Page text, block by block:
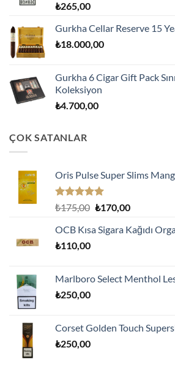
₺265,00
Gurkha Cellar Reserve 15
₺18.000,00
Gurkha 6 Cigar Gift Pack
Koleksiyon
₺4.700,00
ÇOK SATANLAR
Oris Pulse Super Slims
5 üzerinden
oy
aldı
₺175,00 Orijinal
₺175,00.
₺170,00Şu
fiyat:
OCB Kısa Sigara Kağıdı
₺110,00
Marlboro Select Menthol
₺250,00
Corset Golden Touch
₺250,00